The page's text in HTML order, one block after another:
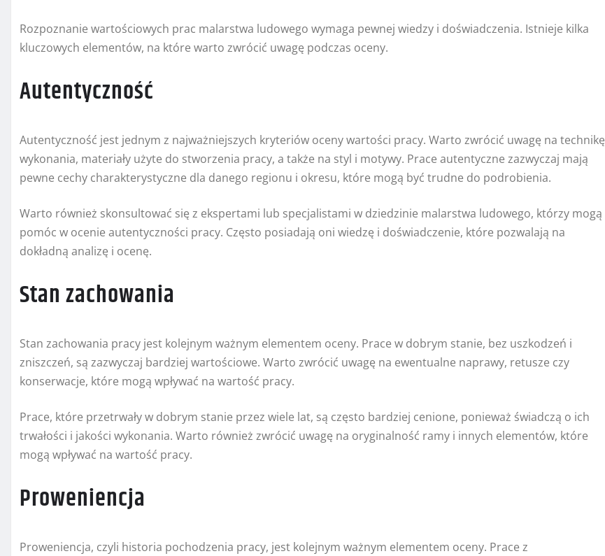
Rozpoznanie wartościowych prac malarstwa ludowego wymaga pewnej wiedzy i doświadczenia. Istnieje kilka
kluczowych elementów, na które warto zwrócić uwagę podczas oceny.
Autentyczność
Autentyczność jest jednym z najważniejszych kryteriów oceny wartości pracy. Warto zwrócić uwagę na technikę
wykonania, materiały użyte do stworzenia pracy, a także na styl i motywy. Prace autentyczne zazwyczaj mają
pewne cechy charakterystyczne dla danego regionu i okresu, które mogą być trudne do podrobienia.
Warto również skonsultować się z ekspertami lub specjalistami w dziedzinie malarstwa ludowego, którzy mogą
pomóc w ocenie autentyczności pracy. Często posiadają oni wiedzę i doświadczenie, które pozwalają na
dokładną analizę i ocenę.
Stan zachowania
Stan zachowania pracy jest kolejnym ważnym elementem oceny. Prace w dobrym stanie, bez uszkodzeń i
zniszczeń, są zazwyczaj bardziej wartościowe. Warto zwrócić uwagę na ewentualne naprawy, retusze czy
konserwacje, które mogą wpływać na wartość pracy.
Prace, które przetrwały w dobrym stanie przez wiele lat, są często bardziej cenione, ponieważ świadczą o ich
trwałości i jakości wykonania. Warto również zwrócić uwagę na oryginalność ramy i innych elementów, które
mogą wpływać na wartość pracy.
Proweniencja
Proweniencja, czyli historia pochodzenia pracy, jest kolejnym ważnym elementem oceny. Prace z